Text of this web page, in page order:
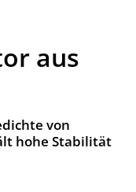
aus
von
hohe Stabilität